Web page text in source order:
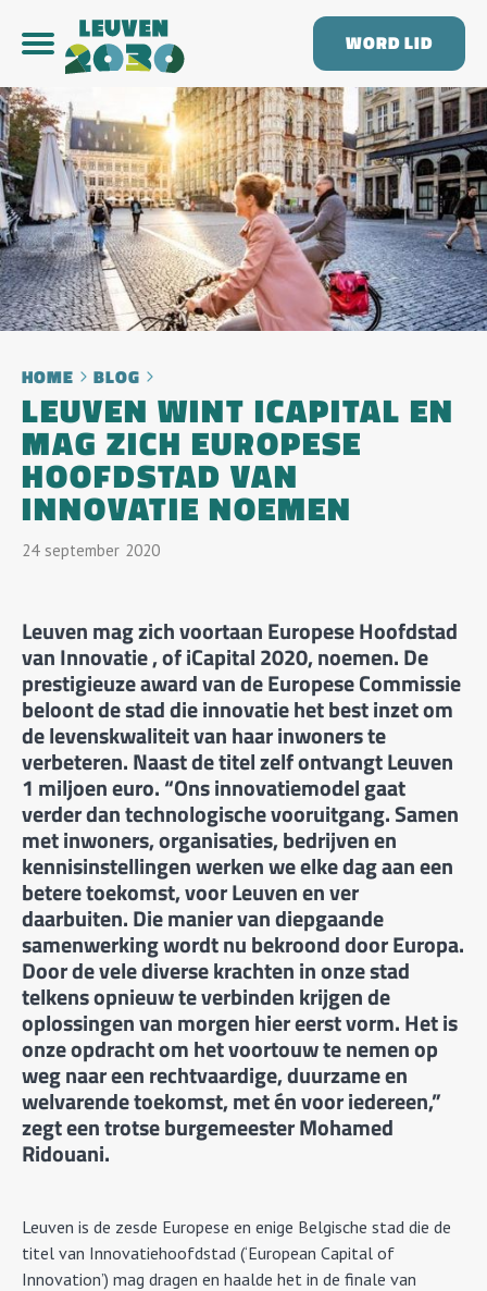
WORD LID
HOME BLOG
LEUVEN WINT ICAPITAL EN
MAG ZICH EUROPESE
HOOFDSTAD VAN
INNOVATIE NOEMEN
24 September 2020
Leuven mag zich voortaan Europese Hoofdstad
van Innovatie , of iCapital 2020, noemen. De
prestigieuze award van de Europese Commissie
beloont de stad die innovatie het best inzet om
de levenskwaliteit van haar inwoners te
verbeteren. Naast de titel zelf ontvangt Leuven
1 miljoen euro. “Ons innovatiemodel gaat
verder dan technologische vooruitgang. Samen
met inwoners, organisaties, bedrijven en
kennisinstellingen werken we elke dag aan een
betere toekomst, voor Leuven en ver
daarbuiten. Die manier van diepgaande
samenwerking wordt nu bekroond door Europa.
Door de vele diverse krachten in onze stad
telkens opnieuw te verbinden krijgen de
oplossingen van morgen hier eerst vorm. Het is
onze opdracht om het voortouw te nemen op
weg naar een rechtvaardige, duurzame en
welvarende toekomst, met én voor iedereen,”
zegt een trotse burgemeester Mohamed
Ridouani.
Leuven is de zesde Europese en enige Belgische stad die de
titel van Innovatiehoofdstad (‘European Capital of
Innovation’) mag dragen en haalde het in de finale van